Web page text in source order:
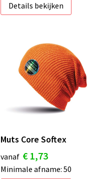
Details bekijken
Muts Core Softex
vanaf € 1,73
Minimale afname: 50